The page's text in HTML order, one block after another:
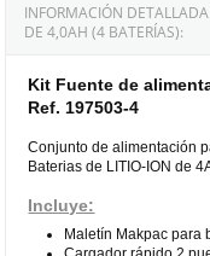
INFORMACIÓN
DE 4,0AH (4 BATERÍAS):
Kit Fuente de
Ref. 197503-4
Conjunto de alimentación
Baterias de LITIO-ION de
Incluye:
Maletín Makpac para